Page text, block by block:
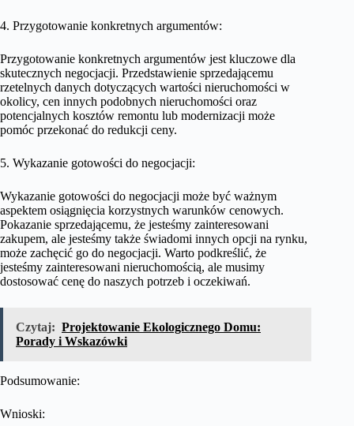
4. Przygotowanie konkretnych argumentów:
Przygotowanie konkretnych argumentów jest kluczowe dla
skutecznych negocjacji. Przedstawienie sprzedającemu
rzetelnych danych dotyczących wartości nieruchomości w
okolicy, cen innych podobnych nieruchomości oraz
potencjalnych kosztów remontu lub modernizacji może
pomóc przekonać do redukcji ceny.
5. Wykazanie gotowości do negocjacji:
Wykazanie gotowości do negocjacji może być ważnym
aspektem osiągnięcia korzystnych warunków cenowych.
Pokazanie sprzedającemu, że jesteśmy zainteresowani
zakupem, ale jesteśmy także świadomi innych opcji na rynku,
może zachęcić go do negocjacji. Warto podkreślić, że
jesteśmy zainteresowani nieruchomością, ale musimy
dostosować cenę do naszych potrzeb i oczekiwań.
Czytaj: Projektowanie Ekologicznego Domu:
Porady i Wskazówki
Podsumowanie:
Wnioski: